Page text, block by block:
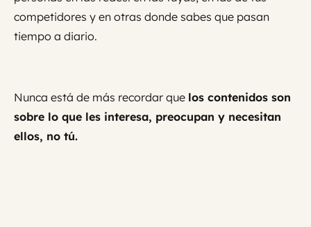
competidores y en otras donde sabes que pasan
tiempo a diario.
Nunca está de más recordar que los contenidos son
sobre lo que les interesa, preocupan y necesitan
ellos, no tú.